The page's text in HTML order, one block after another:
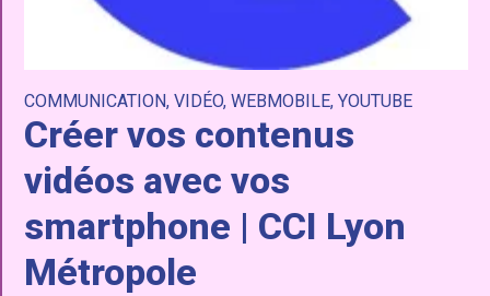
COMMUNICATION, VIDÉO, WEBMOBILE, YOUTUBE
Créer vos contenus
vidéos avec vos
smartphone | CCI Lyon
Métropole